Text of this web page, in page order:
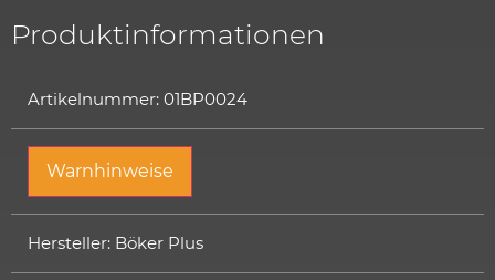
Produktinformationen
Artikelnummer: 01BP0024
Warnhinweise
Hersteller: Böker Plus